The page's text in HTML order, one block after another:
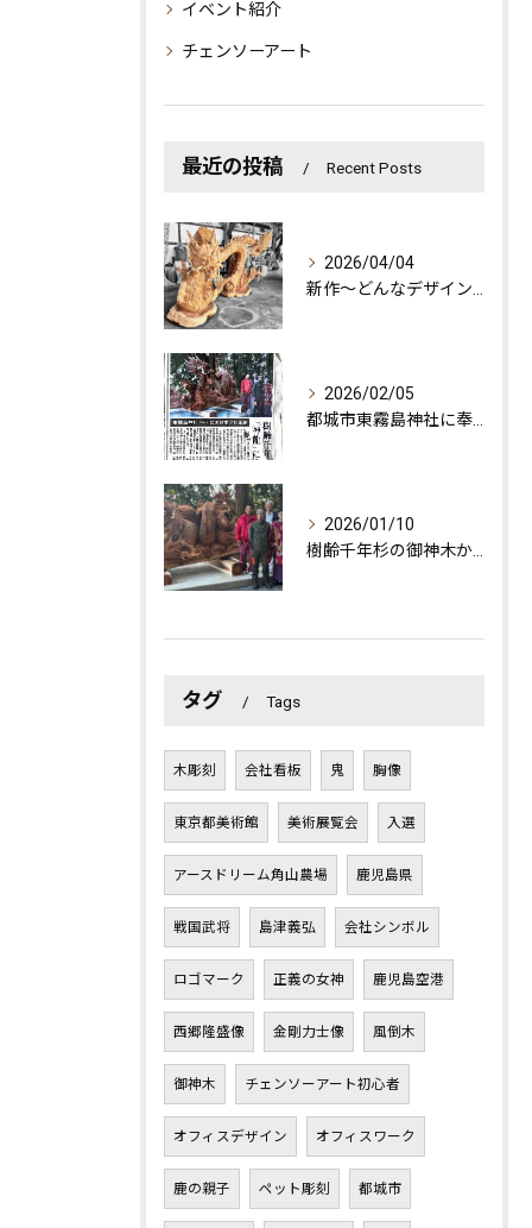
イベント紹介
チェンソーアート
最近の投稿 Recent Posts
2026/04/04
2026/02/05
2026/01/10
タグ Tags
木彫刻 会社看板 鬼 胸像
東京都美術館 美術展覧会 入選
アースドリーム角山農場 鹿児島県
戦国武将 島津義弘 会社シンボル
ロゴマーク 正義の女神 鹿児島空港
西郷隆盛像 金剛力士像 風倒木
御神木 チェンソーアート初心者
オフィスデザイン オフィスワーク
鹿の親子 ペット彫刻 都城市